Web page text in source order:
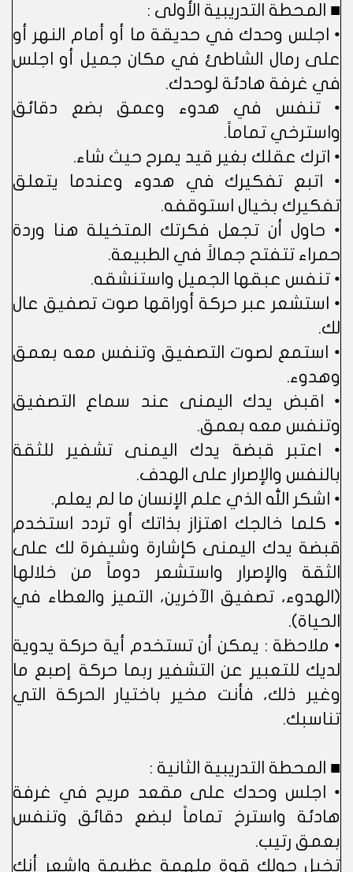
■ المحطة التدريبية الأولى :
• اجلس وحدك في حديقة ما أو أمام النهر أو
على رمال الشاطئ في مكان جميل أو اجلس
في غرفة هادئة لوحدك.
• تنفس في هدوء وعمق بضع دقائق
واسترخي تماماً.
• اترك عقلك بغير قيد يمرح حيث شاء.
• اتبع تفكيرك في هدوء وعندما يتعلق
تفكيرك بخيال استوقفه.
• حاول أن تجعل فكرتك المتخيلة هنا وردة
حمراء تتفتح جمالاً في الطبيعة.
• تنفس عبقها الجميل واستنشقه.
• استشعر عبر حركة أوراقها صوت تصفيق عال
لك.
• استمع لصوت التصفيق وتنفس معه بعمق
وهدوء.
• اقبض يدك اليمنى عند سماع التصفيق
وتنفس معه بعمق.
• اعتبر قبضة يدك اليمنى تشفير للثقة
بالنفس والإصرار على الهدف.
• اشكر الله الذي علم الإنسان ما لم يعلم.
• كلما خالجك اهتزاز بذاتك أو تردد استخدم
قبضة يدك اليمنى كإشارة وشيفرة لك على
الثقة والإصرار واستشعر دوماً من خلالها
(الهدوء، تصفيق الآخرين، التميز والعطاء في
الحياة).
• ملاحظة : يمكن أن تستخدم أية حركة يدوية
لديك للتعبير عن التشفير ربما حركة إصبع ما
وغير ذلك، فأنت مخير باختيار الحركة التي
تناسبك.
■ المحطة التدريبية الثانية :
• اجلس وحدك على مقعد مريح في غرفة
هادئة واسترخ تماماً لبضع دقائق وتنفس
بعمق رتيب.
تخيل حولك قوة ملهمة عظيمة واشعر أنك